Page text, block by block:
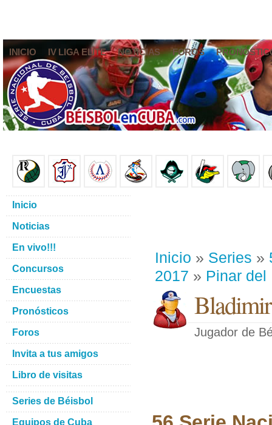
INICIO IV LIGA ELITE NOTICIAS FOROS
Inicio » Series »
2017 » Pinar del
Jugador de
Inicio
Noticias
En vivo!!!
Concursos
Encuestas
Pronósticos
Foros
Invita a tus amigos
Libro de visitas
Series de Béisbol
Equipos de Cuba